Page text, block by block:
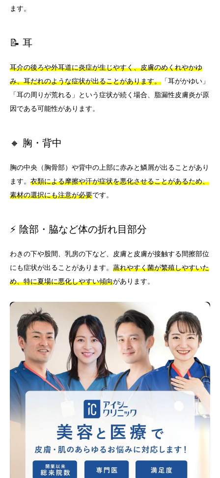
ます。
📝 耳
耳介の後ろや外耳道に炎症が生じやすく、皮膚のめくれやかゆ
み、耳だれのような症状が出ることがあります。 「耳がかゆい」
「耳の周りが荒れる」という症状が続く場合、脂漏性皮膚炎が原
因である可能性があります。
🔸 胸・背中
胸の中央（胸骨部）や背中の上部に赤みと鱗屑が出ることがあり
ます。 衣類による摩擦や汗が症状を悪化させることがあるため、
素材の選択にも注意が必要です。
⚡ 陰部・脇など体の折れ目部分
わきの下や股間、乳房の下など、皮膚と皮膚が接触する間擦部位
にも症状が出ることがあります。 蒸れやすく菌が繁殖しやすいた
め、特に夏場に悪化しやすい傾向があります。